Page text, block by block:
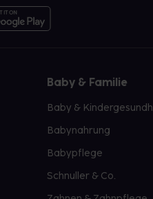
Baby & Familie
Baby &
Babynahrung
Babypflege
Schnuller & Co.